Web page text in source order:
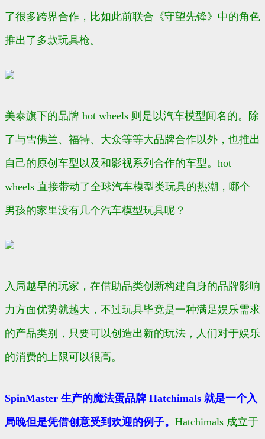
了很多跨界合作，比如此前联合《守望先锋》中的角色
推出了多款玩具枪。
美泰旗下的品牌 hot wheels 则是以汽车模型闻名的。除
了与雪佛兰、福特、大众等等大品牌合作以外，也推出
自己的原创车型以及和影视系列合作的车型。hot
wheels 直接带动了全球汽车模型类玩具的热潮，哪个
男孩的家里没有几个汽车模型玩具呢？
入局越早的玩家，在借助品类创新构建自身的品牌影响
力方面优势就越大，不过玩具毕竟是一种满足娱乐需求
的产品类别，只要可以创造出新的玩法，人们对于娱乐
的消费的上限可以很高。
SpinMaster 生产的魔法蛋品牌 Hatchimals 就是一个入
局晚但是凭借创意受到欢迎的例子。 Hatchimals 成立于